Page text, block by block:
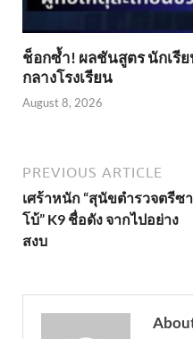
ช็อกซ้ำ! ผลชันสูตร นักเรี
กลางโรงเรียน
August 8, 2026
PREVIOUS ARTICLE
เศร้าหนัก “สุนัขตำรวจตรีซา
โบ้” K9 ชื่อดัง จากไปอย่าง
สงบ